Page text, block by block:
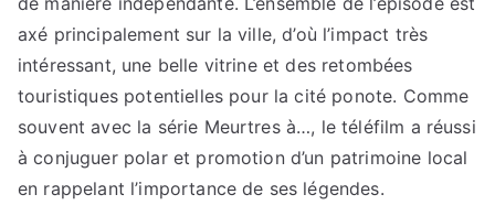
axé principalement sur la ville, d’où l’impact très
intéressant, une belle vitrine et des retombées
touristiques potentielles pour la cité ponote. Comme
souvent avec la série Meurtres à…, le téléfilm a réussi
à conjuguer polar et promotion d’un patrimoine local
en rappelant l’importance de ses légendes.